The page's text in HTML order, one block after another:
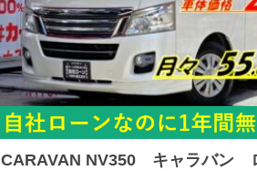
CARAVAN NV350 キャラバン